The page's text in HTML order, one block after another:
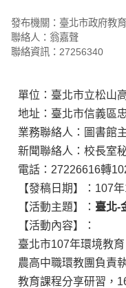
發布機關：臺北市政府教
聯絡人：翁嘉聲
聯絡資訊：27256340
單位：臺北市立松山
地址：臺北市信義區
業務聯絡人：圖書館
新聞聯絡人：校長室
電話：27226616轉
【發稿日期】：107
【活動主題】： 臺北-
【活動內容】：
臺北市107年環境教
農高中職環教團負責
教育課程分享研習，